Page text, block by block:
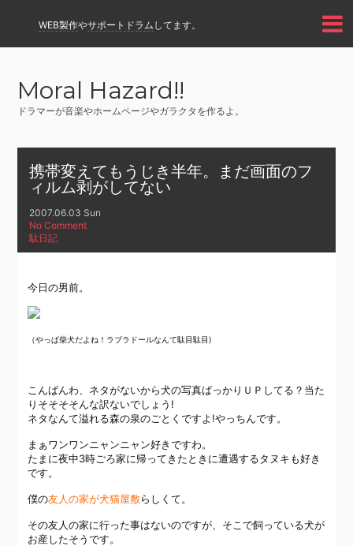
WEB製作やサポートドラム してます。
Moral Hazard!!
ドラマーが音楽やホームページやガラクタを作るよ。
携帯変えてもうじき半年。まだ画面のフ
ィルム剥がしてない
2007.06.03 Sun
No Comment
駄日記
今日の男前。
（やっぱ柴犬だよね！ラブラドールなんて駄目駄目)
こんばんわ、ネタがないから犬の写真ばっかりＵＰしてる？ 当た
り そそそそんな訳ないでしょう!
ネタなんて溢れる森の泉のごとくですよ!やっちんです。
まぁワンワンニャンニャン好きですわ。
たまに夜中3時ごろ家に帰ってきたときに遭遇するタヌキも好き
です。
僕の友人の家が犬猫屋敷らしくて。
その友人の家に行った事はないのですが、そこで飼っている犬が
お産したそうです。